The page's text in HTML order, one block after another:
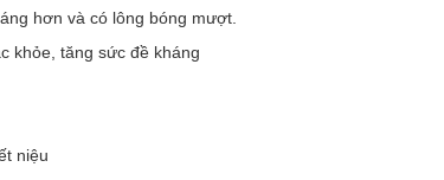
hơn và có lông bóng mượt.
khỏe, tăng sức đề kháng
niệu